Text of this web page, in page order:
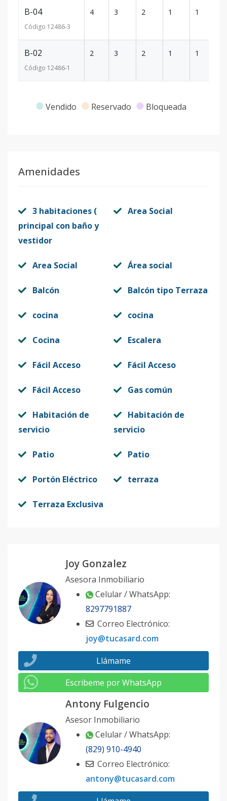
B-04
Código 12486-3
4 3 2 1 1
B-02
Código 12486-1
2 3 2 1 1
Vendido Reservado Bloqueada
Amenidades
3 habitaciones (
principal con baño y
vestidor
Area Social
Area Social Área social
Balcón Balcón tipo Terraza
cocina cocina
Cocina Escalera
Fácil Acceso Fácil Acceso
Fácil Acceso Gas común
Habitación de
servicio
Habitación de
servicio
Patio Patio
Portón Eléctrico terraza
Terraza Exclusiva
Joy Gonzalez
Asesora Inmobiliario
Celular / WhatsApp:
8297791887
Correo Electrónico:
joy@tucasard.com
Llámame
Escribeme por WhatsApp
Antony Fulgencio
Asesor Inmobiliario
Celular / WhatsApp:
(829) 910-4940
Correo Electrónico:
antony@tucasard.com